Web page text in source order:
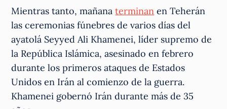
Mientras tanto, mañanaterminan en Teherán
las ceremonias fúnebres de varios días del
ayatolá Seyyed Ali Khamenei, líder supremo de
la República Islámica, asesinado en febrero
durante los primeros ataques de Estados
Unidos en Irán al comienzo de la guerra.
Khamenei gobernó Irán durante más de 35